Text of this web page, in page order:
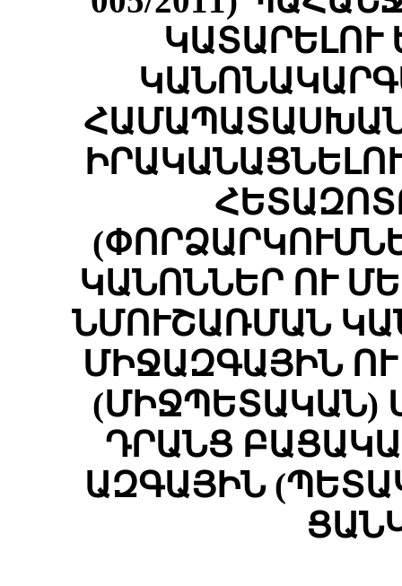
ԿԱՆՈՆՆԵՐ ՈՒ
ՆՄՈՒՇԱՌՄԱՆ
ՄԻՋԱԶԳԱՅԻՆ
(ՄԻՋՊԵՏԱԿԱՆ)
ԴՐԱՆՑ
ԱԶԳԱՅԻՆ